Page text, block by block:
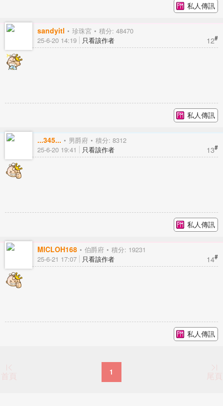
私人傳訊
sandyitl 珍珠宮 積分: 48470
12#
25-6-20 14:19 只看該作者
私人傳訊
...345... 男爵府 積分: 8312
13#
25-6-20 19:41 只看該作者
私人傳訊
MICLOH168 伯爵府 積分: 19231
14#
25-6-21 17:07 只看該作者
私人傳訊
首頁 1 尾頁